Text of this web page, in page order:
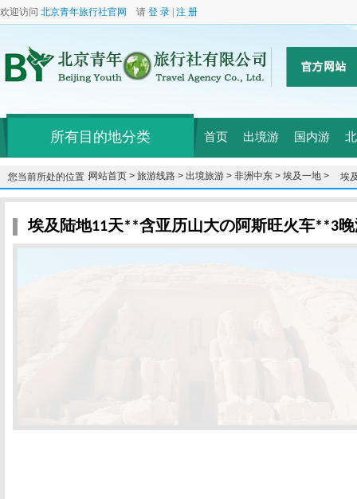
欢迎访问 北京青年旅行社官网 请 登 录 注 册
所有目的地分类 首页 出境游 国内游
您当前所处的位置：网站首页 > 旅游线路 > 出境旅游 > 非洲中东 > 埃及一地 >
埃
の
埃及陆地11天**含亚历山大の阿斯旺火车**3